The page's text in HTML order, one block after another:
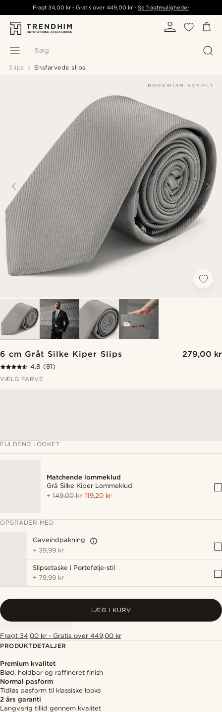
Søg
Fragt34,00 kr - Gratis over 449,00 kr- Se fragtmuligheder
Slips Ensfarvede slips
6 cm Gråt Silke Kiper Slips 279,00 kr
4.8 (81)
VÆLG FARVE
FULDEND LOOKET
Matchende lommeklud
Grå Silke Kiper Lommeklud
+149,00 kr 119,20 kr
OPGRADER MED
Gaveindpakning
+ 39,99 kr
Slipsetaske i Portefølje-stil
+ 79,99 kr
LÆG I KURV
Fragt 34,00 kr - Gratis over 449,00 kr
PRODUKTDETALJER
Premium kvalitet
Blød, holdbar og raffineret finish
Normal pasform
Tidløs pasform til klassiske looks
2 års garanti
Langvarig tillid gennem kvalitet